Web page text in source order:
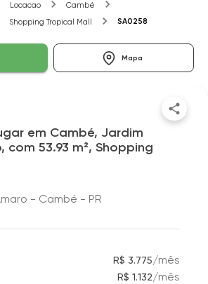
Locacao
Cambé
Shopping Tropical Mall SA0258
Mapa
em Cambé, Jardim
com 53.93 m², Shopping
- Cambé - PR
R$ 3.775/mês
R$ 1.132/mês